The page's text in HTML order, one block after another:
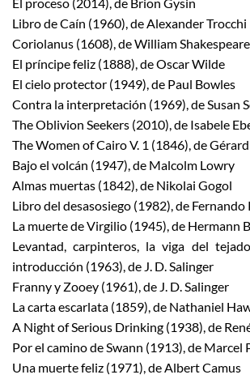
Libro de Caín (1960), de Alexander Trocchi
Coriolanus (1608), de William Shakespeare
El príncipe feliz (1888), de Oscar Wilde
El cielo protector (1949), de Paul Bowles
Contra la interpretación (1969), de Susan
The Oblivion Seekers (2010), de Isabele
The Women of Cairo V. 1 (1846), de
Bajo el volcán (1947), de Malcolm Lowry
Almas muertas (1842), de Nikolai Gogol
Libro del desasosiego (1982), de Fernando
La muerte de Virgilio (1945), de Hermann
Levantad, carpinteros, la viga del
introducción (1963), de J. D. Salinger
Franny y Zooey (1961), de J. D. Salinger
La carta escarlata (1859), de Nathaniel
A Night of Serious Drinking (1938), de
Por el camino de Swann (1913), de Marcel
Una muerte feliz (1971), de Albert Camus